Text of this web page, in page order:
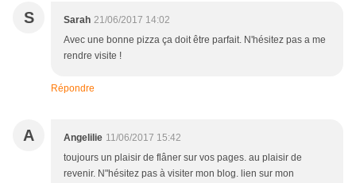
S Sarah 21/06/2017 14:02
Avec une bonne pizza ça doit être parfait. N'hésitez pas a me
rendre visite !
Répondre
A Angelilie 11/06/2017 15:42
toujours un plaisir de flâner sur vos pages. au plaisir de
revenir. N"hésitez pas à visiter mon blog. lien sur mon